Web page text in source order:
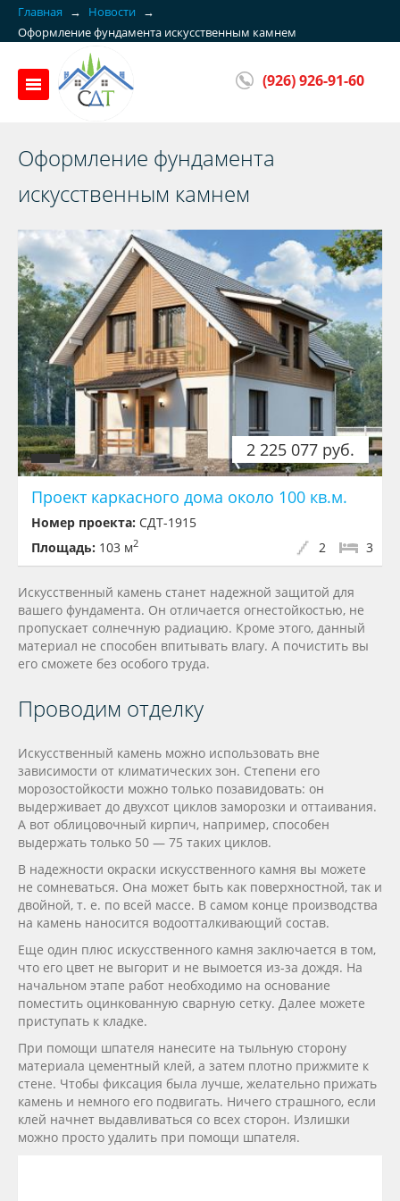
Главная → Новости
→
Оформление фундамента искусственным камнем
(926) 926-91-60
Оформление фундамента
искусственным камнем
2 225 077 руб.
Проект каркасного дома около 100 кв.м.
Номер проекта: СДТ-1915
Площадь: 103 м2 3
2
Искусственный камень станет надежной защитой для
вашего фундамента. Он отличается огнестойкостью, не
пропускает солнечную радиацию. Кроме этого, данный
материал не способен впитывать влагу. А почистить вы
его сможете без особого труда.
Проводим отделку
Искусственный камень можно использовать вне
зависимости от климатических зон. Степени его
морозостойкости можно только позавидовать: он
выдерживает до двухсот циклов заморозки и оттаивания.
А вот облицовочный кирпич, например, способен
выдержать только 50 — 75 таких циклов.
В надежности окраски искусственного камня вы можете
не сомневаться. Она может быть как поверхностной, так и
двойной, т. е. по всей массе. В самом конце производства
на камень наносится водоотталкивающий состав.
Еще один плюс искусственного камня заключается в том,
что его цвет не выгорит и не вымоется из-за дождя. На
начальном этапе работ необходимо на основание
поместить оцинкованную сварную сетку. Далее можете
приступать к кладке.
При помощи шпателя нанесите на тыльную сторону
материала цементный клей, а затем плотно прижмите к
стене. Чтобы фиксация была лучше, желательно прижать
камень и немного его подвигать. Ничего страшного, если
клей начнет выдавливаться со всех сторон. Излишки
можно просто удалить при помощи шпателя.